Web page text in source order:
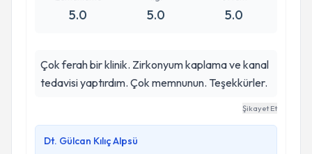
5.0 5.0 5.0
Çok ferah bir klinik. Zirkonyum kaplama ve kanal
tedavisi yaptırdım. Çok memnunun. Teşekkürler.
Şikayet Et
Dt. Gülcan Kılıç Alpsü